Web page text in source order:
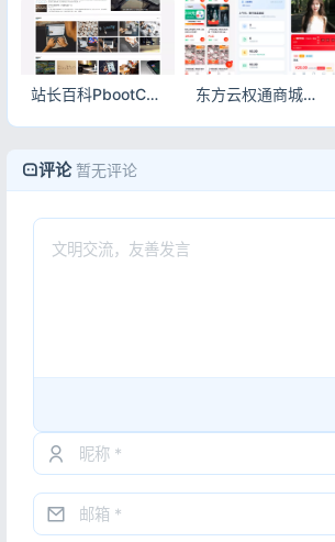
站长百科PbootCMS模板_自适应新闻资讯博客源码 东方云权通商城系统源码_高并发中小企业电商平台_全开源秒杀团购商城源码
评论 暂无评论